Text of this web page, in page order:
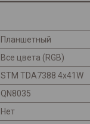
Планшетный
Все цвета (RGB)
STM TDA7388 4x41W
QN8035
Нет